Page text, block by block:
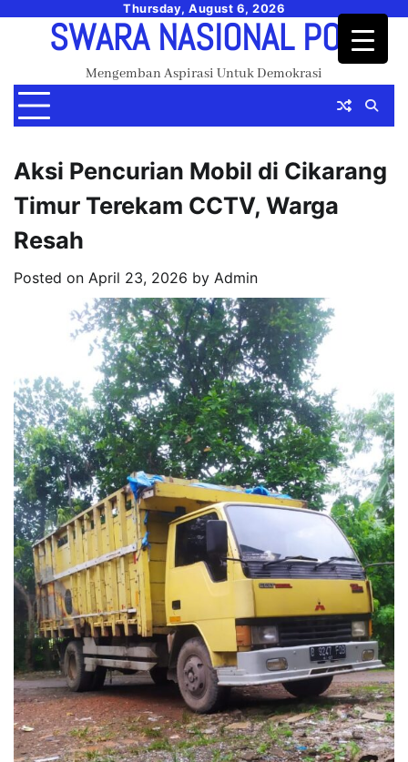
Thursday, August 6, 2026
SWARA NASIONAL POS
Mengemban Aspirasi Untuk Demokrasi
Aksi Pencurian Mobil di Cikarang
Timur Terekam CCTV, Warga
Resah
Posted on April 23, 2026 by Admin